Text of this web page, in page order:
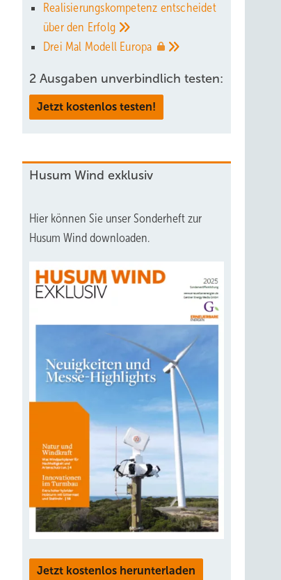
Realisierungskompetenz entscheidet
über den Erfolg
Drei Mal Modell Europa
2 Ausgaben unverbindlich testen:
Jetzt kostenlos testen!
Husum Wind exklusiv
Hier können Sie unser Sonderheft zur
Husum Wind downloaden.
Jetzt kostenlos herunterladen